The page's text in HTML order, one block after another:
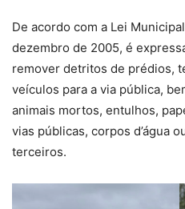
De acordo com a Lei
dezembro de 2005, é
remover detritos de prédios,
veículos para a via pública,
animais mortos, entulhos,
vias públicas, corpos d’água
terceiros.